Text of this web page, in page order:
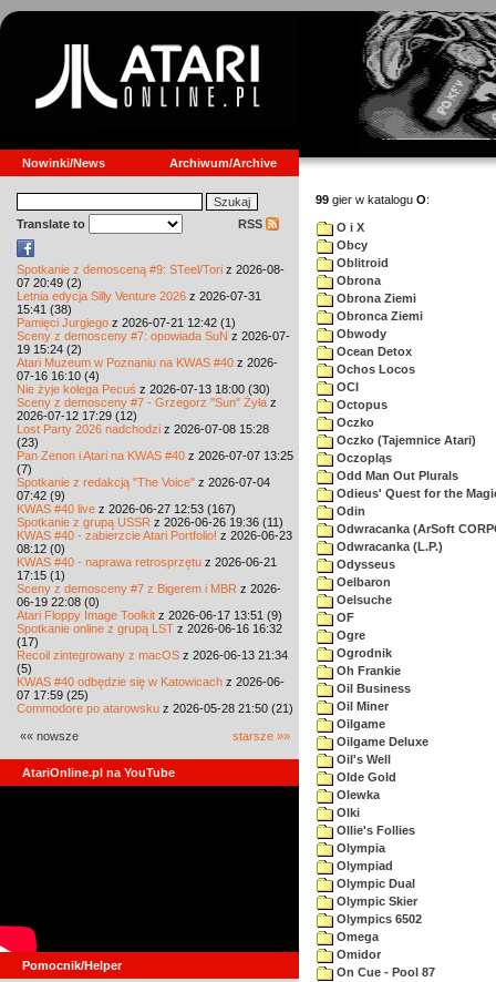
Nowinki/News Archiwum/Archive
Translate to RSS
Spotkanie z demosceną #9: STeel/Tori z 2026-08-
07 20:49 (2)
Letnia edycja Silly Venture 2026 z 2026-07-31
15:41 (38)
Pamięci Jurgiego z 2026-07-21 12:42 (1)
Sceny z demosceny #7: opowiada SuN z 2026-07-
19 15:24 (2)
Atari Muzeum w Poznaniu na KWAS #40 z 2026-
07-16 16:10 (4)
Nie żyje kolega Pecuś z 2026-07-13 18:00 (30)
Sceny z demosceny #7 - Grzegorz "Sun" Żyła z
2026-07-12 17:29 (12)
Lost Party 2026 nadchodzi z 2026-07-08 15:28
(23)
Pan Zenon i Atari na KWAS #40 z 2026-07-07 13:25
(7)
Spotkanie z redakcją "The Voice" z 2026-07-04
07:42 (9)
KWAS #40 live z 2026-06-27 12:53 (167)
Spotkanie z grupą USSR z 2026-06-26 19:36 (11)
KWAS #40 - zabierzcie Atari Portfolio! z 2026-06-23
08:12 (0)
KWAS #40 - naprawa retrosprzętu z 2026-06-21
17:15 (1)
Sceny z demosceny #7 z Bigerem i MBR z 2026-
06-19 22:08 (0)
Atari Floppy Image Toolkit z 2026-06-17 13:51 (9)
Spotkanie online z grupą LST z 2026-06-16 16:32
(17)
Recoil zintegrowany z macOS z 2026-06-13 21:34
(5)
KWAS #40 odbędzie się w Katowicach z 2026-06-
07 17:59 (25)
Commodore po atarowsku z 2026-05-28 21:50 (21)
«« nowsze starsze »»
AtariOnline.pl na YouTube
Pomocnik/Helper
99 gier w katalogu O:
O i X
Obcy
Oblitroid
Obrona
Obrona Ziemi
Obronca Ziemi
Obwody
Ocean Detox
Ochos Locos
OCI
Octopus
Oczko
Oczko (Tajemnice Atari)
Oczopląs
Odd Man Out Plurals
Odieus' Quest for the
Odin
Odwracanka (ArSoft
Odwracanka (L.P.)
Odysseus
Oelbaron
Oelsuche
OF
Ogre
Ogrodnik
Oh Frankie
Oil Business
Oil Miner
Oilgame
Oilgame Deluxe
Oil's Well
Olde Gold
Olewka
Olki
Ollie's Follies
Olympia
Olympiad
Olympic Dual
Olympic Skier
Olympics 6502
Omega
Omidor
On Cue - Pool 87